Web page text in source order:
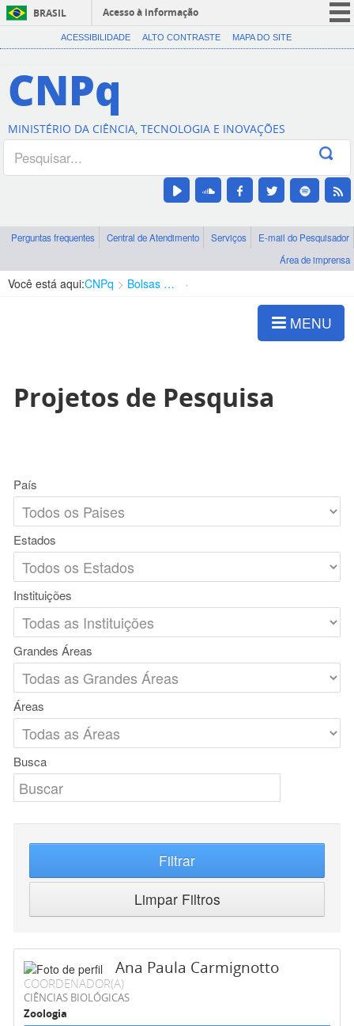
BRASIL
Acesso à informação
CORONAVÍRUS (COVID-19)
Canais
ACESSIBILIDADE ALTO CONTRASTE MAPA DO SITE
CNPq
MINISTÉRIO DA CIÊNCIA, TECNOLOGIA E INOVAÇÕES
Perguntas frequentes Central de Atendimento Serviços
E-mail do Pesquisador
Área de imprensa
Você está aqui:CNPq Bolsas e Auxílios Vigentes
MENU
Projetos de Pesquisa
País
Estados
Instituições
Grandes Áreas
Áreas
Busca
Filtrar
Limpar Filtros
Ana Paula Carmignotto
COORDENADOR(A)
CIÊNCIAS BIOLÓGICAS
Zoologia